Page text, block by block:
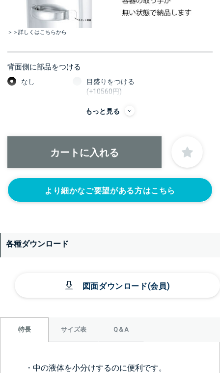
＞＞詳しくはこちらから
背面側に部品をつける
なし
目盛りをつける
(+10560円)
＞＞詳しくはこちらから
もっと見る
より細かなご要望がある方はこちら
各種ダウンロード
図面ダウンロード(会員)
特長 サイズ表 Q＆A
・中の液体を小分けするのに便利です。